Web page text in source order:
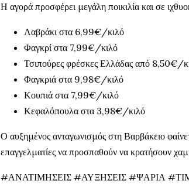
Η αγορά προσφέρει μεγάλη ποικιλία και σε
Λαβράκι στα 6,99€/κιλό
Φαγκρί στα 7,99€/κιλό
Τσιπούρες φρέσκες Ελλάδας από 8,50€/
Φαγκριά στα 9,98€/κιλό
Κουπιά στα 7,99€/κιλό
Κεφαλόπουλα στα 3,98€/κιλό
Ο αυξημένος ανταγωνισμός στη Βαρβάκειο
επαγγελματίες να προσπαθούν να κρατήσουν
#ΑΝΑΤΙΜΗΣΕΙΣ #ΑΥΞΗΣΕΙΣ #ΨΑΡΙΑ